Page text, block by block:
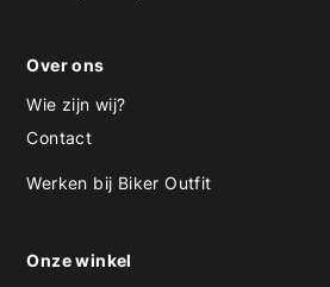
Over ons
Wie zijn wij?
Contact
Werken bij Biker Outfit
Onze winkel